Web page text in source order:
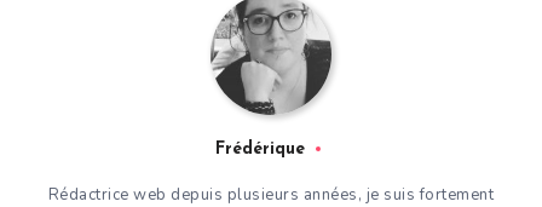
Frédérique
Rédactrice web depuis plusieurs années, je suis fortement